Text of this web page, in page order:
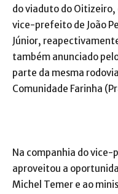
do viaduto do Oitizeiro,
vice-prefeito de João
Júnior,
também anunciado
parte da mesma
Comunidade Farinha
Na companhia do
aproveitou a
Michel Temer e ao